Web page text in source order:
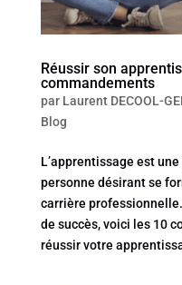
Réussir son
commandements
par Laurent DECOOL-
Blog
L’apprentissage est
personne désirant se
carrière
de succès, voici les 10
réussir votre